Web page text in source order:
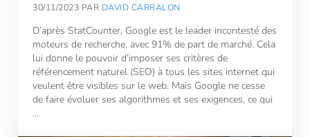
30/11/2023 PAR DAVID CARRALON
D’après StatCounter, Google est le leader incontesté des
moteurs de recherche, avec 91% de part de marché. Cela
lui donne le pouvoir d’imposer ses critères de
référencement naturel (SEO) à tous les sites internet qui
veulent être visibles sur le web. Mais Google ne cesse
de faire évoluer ses algorithmes et ses exigences, ce qui
…